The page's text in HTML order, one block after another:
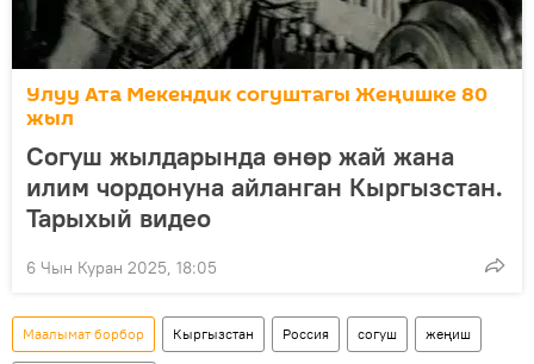
Улуу Ата Мекендик согуштагы Жеңишке 80
жыл
Согуш жылдарында өнөр жай жана
илим чордонуна айланган Кыргызстан.
Тарыхый видео
6 Чын Куран 2025, 18:05
Маалымат борбор Кыргызстан Россия согуш жеңиш